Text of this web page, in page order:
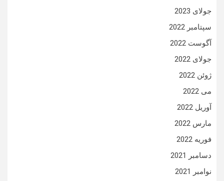
جولای 2023
سپتامبر 2022
آگوست 2022
جولای 2022
ژوئن 2022
می 2022
آوریل 2022
مارس 2022
فوریه 2022
دسامبر 2021
نوامبر 2021